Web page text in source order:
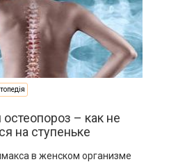
– как не
на ступеньке
в женском организме